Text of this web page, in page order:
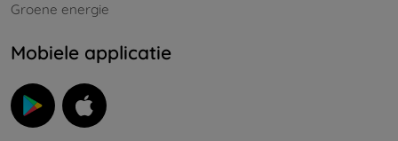
Groene energie
Mobiele applicatie